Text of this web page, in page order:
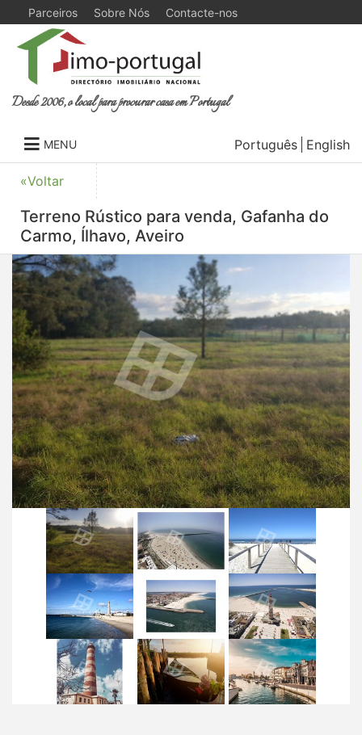
Parceiros Sobre Nós Contacte-nos
Desde 2006, o local para procurar casa em Portugal
MENU Português English
«Voltar
Terreno Rústico para venda, Gafanha do
Carmo, Ílhavo, Aveiro